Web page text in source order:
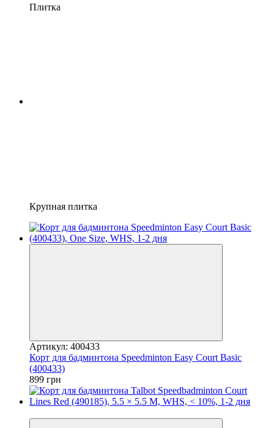
Плитка
Крупная плитка
Артикул: 400433
Корт для бадминтона Speedminton Easy Court Basic
(400433)
899 грн